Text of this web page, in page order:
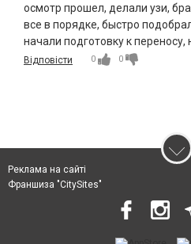
осмотр прошел, делали узи,
все в порядке, быстро
начали подготовку к переносу,
Відповісти 0 0
Реклама на сайті
Франшиза "CitySites"